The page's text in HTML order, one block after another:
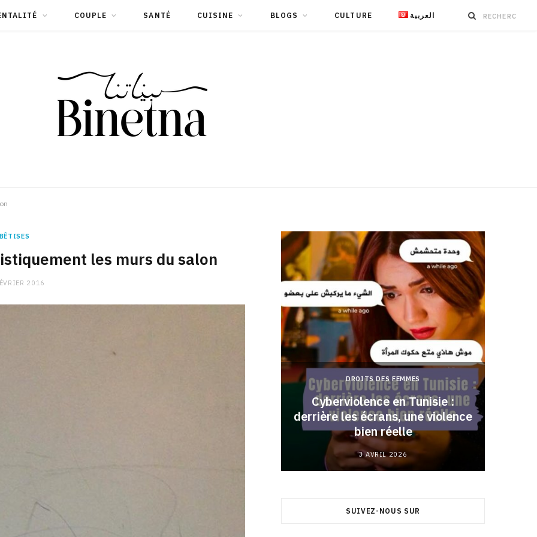
COUPLE SANTÉ CUISINE BLOGS CULTURE العربية
les murs du salon
2016
DROITS DES FEMMES
Cyberviolence en Tunisie :
derrière les écrans, une violence
bien réelle
3 AVRIL 2026
SUIVEZ-NOUS SUR